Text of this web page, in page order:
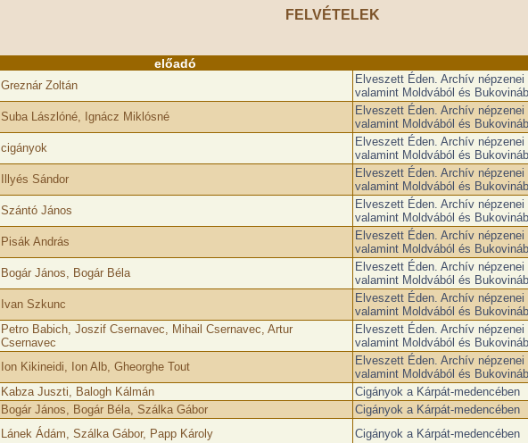
FELVÉTELEK
előadó
Greznár Zoltán
Elveszett Éden. Archív
valamint Moldvából és
Suba Lászlóné, Ignácz Miklósné
Elveszett Éden. Archív
valamint Moldvából és
cigányok
Elveszett Éden. Archív
valamint Moldvából és
Illyés Sándor
Elveszett Éden. Archív
valamint Moldvából és
Szántó János
Elveszett Éden. Archív
valamint Moldvából és
Pisák András
Elveszett Éden. Archív
valamint Moldvából és
Bogár János, Bogár Béla
Elveszett Éden. Archív
valamint Moldvából és
Ivan Szkunc
Elveszett Éden. Archív
valamint Moldvából és
Petro Babich, Joszif Csernavec, Mihail Csernavec, Artur
Csernavec
Elveszett Éden. Archív
valamint Moldvából és
Ion Kikineidi, Ion Alb, Gheorghe Tout
Elveszett Éden. Archív
valamint Moldvából és
Kabza Juszti, Balogh Kálmán Cigányok a Kárpát-medencében
Bogár János, Bogár Béla, Szálka Gábor Cigányok a Kárpát-medencében
Lánek Ádám, Szálka Gábor, Papp Károly Cigányok a Kárpát-medencében